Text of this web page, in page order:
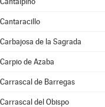
Cantaracillo
Carbajosa de la Sagrada
Carpio de Azaba
Carrascal de Barregas
Carrascal del Obispo